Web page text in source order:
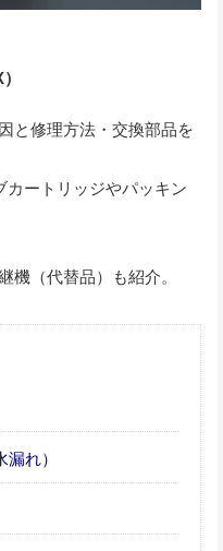
と修理方法・交換部品を
カートリッジやパッキン
機（代替品）も紹介。
れ）